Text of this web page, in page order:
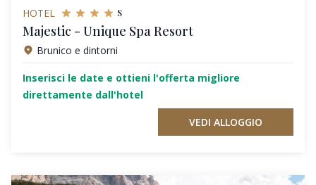
HOTEL s
Majestic - Unique Spa Resort
Brunico e dintorni
Inserisci le date e ottieni l'offerta migliore
direttamente dall'hotel
VEDI ALLOGGIO